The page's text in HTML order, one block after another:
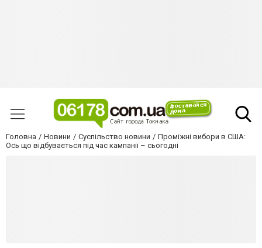
Головна Новини Суспільство новини
Проміжні вибори в США:
Ось що відбувається під час кампанії – сьогодні